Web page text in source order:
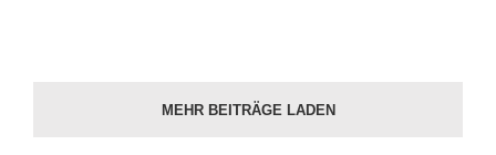
MEHR BEITRÄGE LADEN